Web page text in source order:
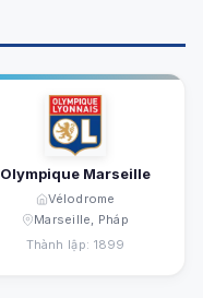
Olympique Marseille
Vélodrome
Marseille, Pháp
Thành lập: 1899